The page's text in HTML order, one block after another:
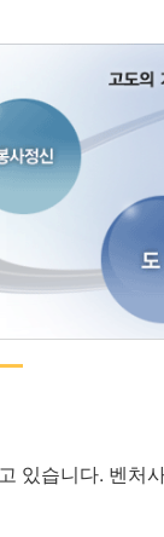
습니다. 벤처